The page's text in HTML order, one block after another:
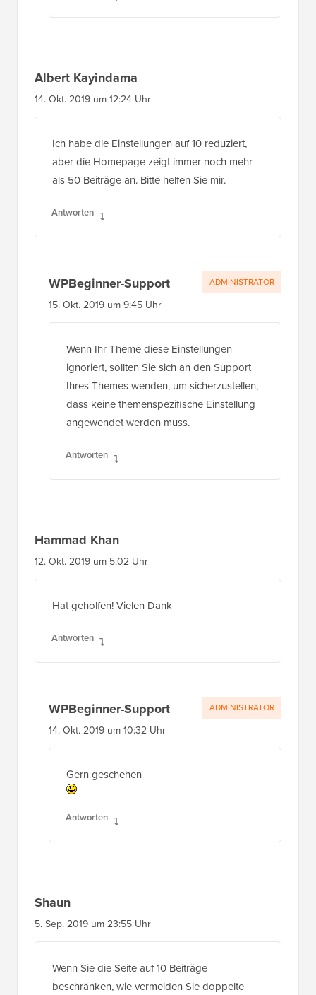
Albert Kayindama
14. Okt. 2019 um 12:24 Uhr
Ich habe die Einstellungen auf 10 reduziert,
aber die Homepage zeigt immer noch mehr
als 50 Beiträge an. Bitte helfen Sie mir.
Antworten
WPBeginner-Support
15. Okt. 2019 um 9:45 Uhr
Wenn Ihr Theme diese Einstellungen
ignoriert, sollten Sie sich an den Support
Ihres Themes wenden, um sicherzustellen,
dass keine themenspezifische Einstellung
angewendet werden muss.
Antworten
ADMINISTRATOR
Hammad Khan
12. Okt. 2019 um 5:02 Uhr
Hat geholfen! Vielen Dank
Antworten
WPBeginner-Support
14. Okt. 2019 um 10:32 Uhr
Gern geschehen
Antworten
ADMINISTRATOR
Shaun
5. Sep. 2019 um 23:55 Uhr
Wenn Sie die Seite auf 10 Beiträge
beschränken, wie vermeiden Sie doppelte